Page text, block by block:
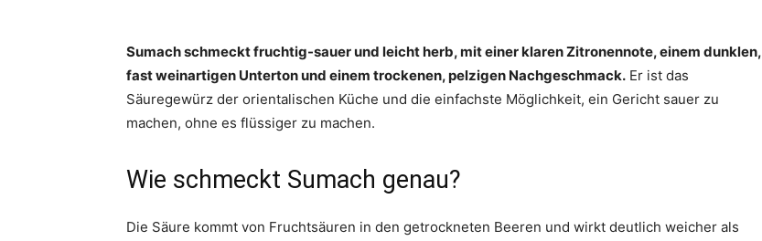
Sumach schmeckt fruchtig-sauer und leicht herb, mit einer klaren Zitronennote, einem dunklen,
fast weinartigen Unterton und einem trockenen, pelzigen Nachgeschmack. Er ist das
Säuregewürz der orientalischen Küche und die einfachste Möglichkeit, ein Gericht sauer zu
machen, ohne es flüssiger zu machen.
Wie schmeckt Sumach genau?
Die Säure kommt von Fruchtsäuren in den getrockneten Beeren und wirkt deutlich weicher als